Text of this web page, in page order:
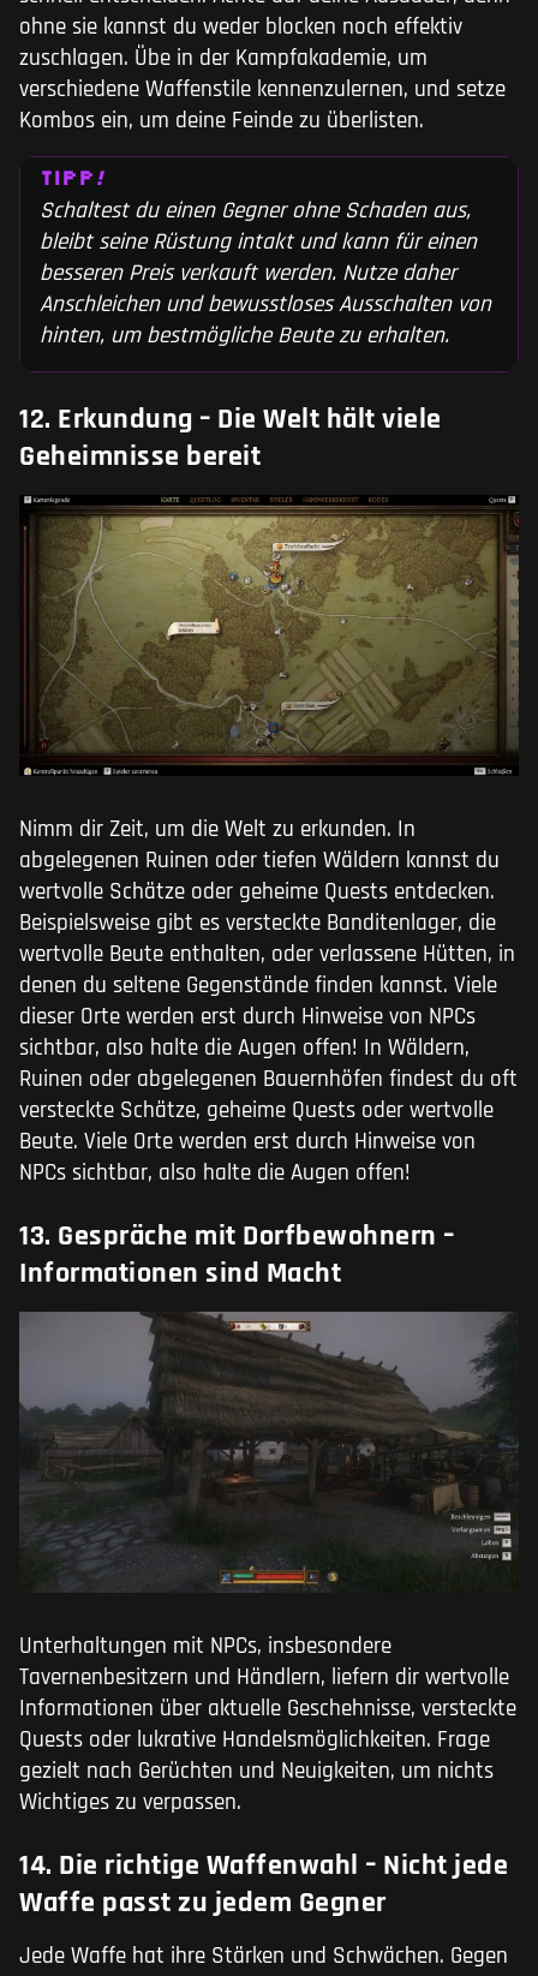
ohne sie kannst du weder blocken noch effektiv
zuschlagen. Übe in der Kampfakademie, um
verschiedene Waffenstile kennenzulernen, und setze
Kombos ein, um deine Feinde zu überlisten.
TIPP!
Schaltest du einen Gegner ohne Schaden aus,
bleibt seine Rüstung intakt und kann für einen
besseren Preis verkauft werden. Nutze daher
Anschleichen und bewusstloses Ausschalten von
hinten, um bestmögliche Beute zu erhalten.
12. Erkundung – Die Welt hält viele
Geheimnisse bereit
Nimm dir Zeit, um die Welt zu erkunden. In
abgelegenen Ruinen oder tiefen Wäldern kannst du
wertvolle Schätze oder geheime Quests entdecken.
Beispielsweise gibt es versteckte Banditenlager, die
wertvolle Beute enthalten, oder verlassene Hütten, in
denen du seltene Gegenstände finden kannst. Viele
dieser Orte werden erst durch Hinweise von NPCs
sichtbar, also halte die Augen offen! In Wäldern,
Ruinen oder abgelegenen Bauernhöfen findest du oft
versteckte Schätze, geheime Quests oder wertvolle
Beute. Viele Orte werden erst durch Hinweise von
NPCs sichtbar, also halte die Augen offen!
13. Gespräche mit Dorfbewohnern –
Informationen sind Macht
Unterhaltungen mit NPCs, insbesondere
Tavernenbesitzern und Händlern, liefern dir wertvolle
Informationen über aktuelle Geschehnisse, versteckte
Quests oder lukrative Handelsmöglichkeiten. Frage
gezielt nach Gerüchten und Neuigkeiten, um nichts
Wichtiges zu verpassen.
14. Die richtige Waffenwahl – Nicht jede
Waffe passt zu jedem Gegner
Jede Waffe hat ihre Stärken und Schwächen. Gegen